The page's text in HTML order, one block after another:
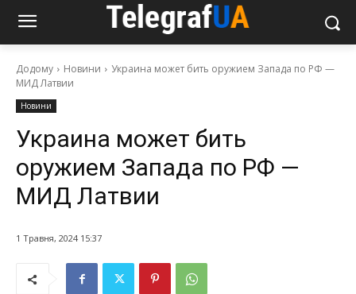
Додому Новини
Украина может бить оружием Запада по РФ —
МИД Латвии
Новини
Украина может бить
оружием Запада по РФ —
МИД Латвии
1 Травня, 2024 15:37